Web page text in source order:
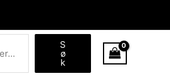
S
ø
k